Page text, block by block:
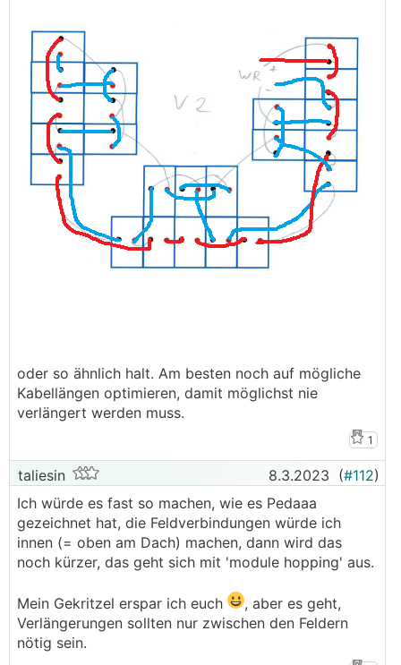
oder so ähnlich halt. Am besten noch auf mögliche
Kabellängen optimieren, damit möglichst nie
verlängert werden muss.
1
taliesin 8.3.2023 (#112)
Ich würde es fast so machen, wie es Pedaaa
gezeichnet hat, die Feldverbindungen würde ich
innen (= oben am Dach) machen, dann wird das
noch kürzer, das geht sich mit 'module hopping' aus.
Mein Gekritzel erspar ich euch
, aber es geht,
Verlängerungen sollten nur zwischen den Feldern
nötig sein.